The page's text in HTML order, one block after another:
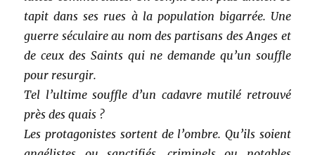
tapit dans ses rues à la population bigarrée. Une
guerre séculaire au nom des partisans des Anges et
de ceux des Saints qui ne demande qu’un souffle
pour resurgir.
Tel l’ultime souffle d’un cadavre mutilé retrouvé
près des quais ?
Les protagonistes sortent de l’ombre. Qu’ils soient